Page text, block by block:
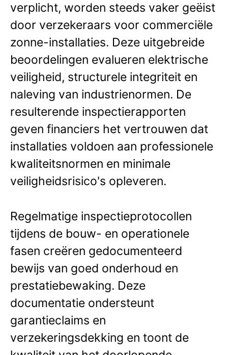
verplicht, worden steeds vaker geëist
door verzekeraars voor commerciële
zonne-installaties. Deze uitgebreide
beoordelingen evalueren elektrische
veiligheid, structurele integriteit en
naleving van industrienormen. De
resulterende inspectierapporten
geven financiers het vertrouwen dat
installaties voldoen aan professionele
kwaliteitsnormen en minimale
veiligheidsrisico's opleveren.
Regelmatige inspectieprotocollen
tijdens de bouw- en operationele
fasen creëren gedocumenteerd
bewijs van goed onderhoud en
prestatiebewaking. Deze
documentatie ondersteunt
garantieclaims en
verzekeringsdekking en toont de